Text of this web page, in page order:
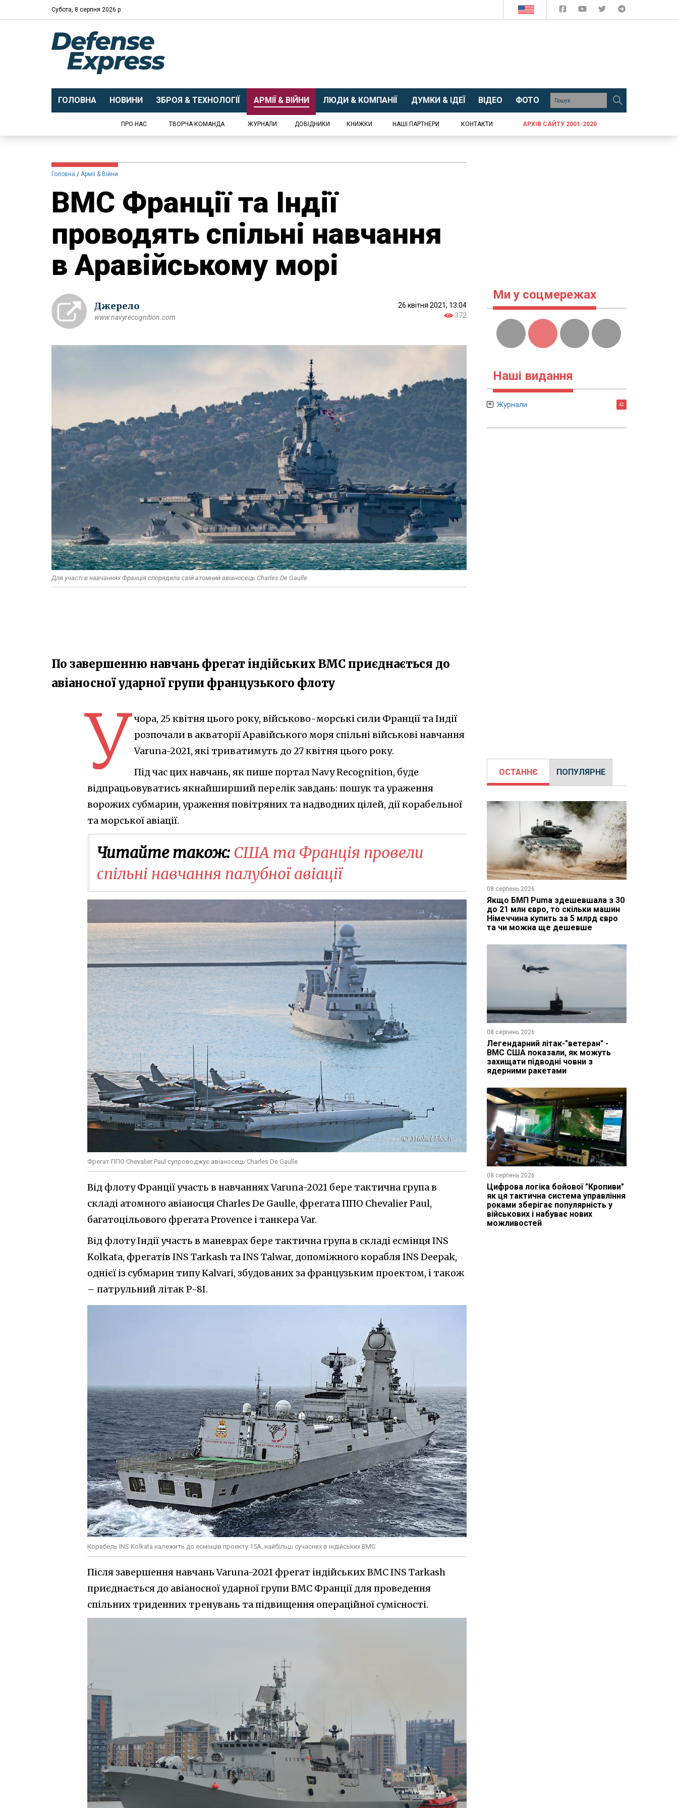
Субота, 8 серпня 2026 р.
ГОЛОВНА НОВИНИ ЗБРОЯ & ТЕХНОЛОГІЇ АРМІЇ & ВІЙНИ ЛЮДИ & КОМПАНІЇ ДУМКИ & ІДЕЇ ВІДЕО ФОТО
ПРО НАС ТВОРЧА КОМАНДА ЖУРНАЛИ ДОВІДНИКИ КНИЖКИ НАШІ ПАРТНЕРИ КОНТАКТИ АРХІВ САЙТУ 2001-2020
Головна Армії & Війни
ВМС Франції та Індії
проводять спільні навчання
в Аравійському морі
Джерело
www.navyrecognition.com
26 квітня 2021, 13:04
372
Для участі в навчаннях Франція спорядила свій атомний авіаносець Charles De Gaulle
По завершенню навчань фрегат індійських ВМС приєднається до
авіаносної ударної групи французького флоту
У чора, 25 квітня цього року, військово-морські сили Франції та Індії
розпочали в акваторії Аравійського моря спільні військові навчання
Varuna-2021, які триватимуть до 27 квітня цього року.
Під час цих навчань, як пише портал Navy Recognition, буде
відпрацьовуватись якнайширший перелік завдань: пошук та ураження
ворожих субмарин, ураження повітряних та надводних цілей, дії корабельної
та морської авіації.
Читайте також: США та Франція провели
спільні навчання палубної авіації
Фрегат ППО Chevalier Paul супроводжує авіаносець Charles De Gaulle
Від флоту Франції участь в навчаннях Varuna-2021 бере тактична група в
складі атомного авіаносця Charles De Gaulle, фрегата ППО Chevalier Paul,
багатоцільового фрегата Provence і танкера Var.
Від флоту Індії участь в маневрах бере тактична група в складі есмінця INS
Kolkata, фрегатів INS Tarkash та INS Talwar, допоміжного корабля INS Deepak,
однієї із субмарин типу Kalvari, збудованих за французьким проектом, і також
– патрульний літак P-8I.
Корабель INS Kolkata належить до есмінців проекту 15А, найбільш сучасних в індійських ВМС
Після завершення навчань Varuna-2021 фрегат індійських ВМС INS Tarkash
приєднається до авіаносної ударної групи ВМС Франції для проведення
спільних триденних тренувань та підвищення операційної сумісності.
Ми у соцмережах
Наші видання
Журнали 42
ОСТАННЄ ПОПУЛЯРНЕ
08 серпень 2026
Якщо БМП Puma здешевшала з 30
до 21 млн євро, то скільки машин
Німеччина купить за 5 млрд євро
та чи можна ще дешевше
08 серпень 2026
Легендарний літак-"ветеран" -
ВМС США показали, як можуть
захищати підводні човни з
ядерними ракетами
08 серпень 2026
Цифрова логіка бойової "Кропиви"
як ця тактична система управління
роками зберігає популярність у
військових і набуває нових
можливостей